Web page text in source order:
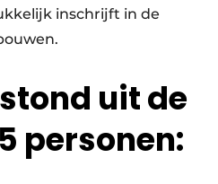
inschrijft in de
uit de
personen: